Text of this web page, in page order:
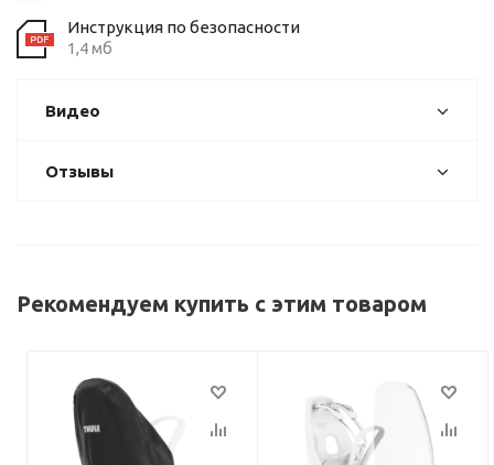
Инструкция по безопасности
1,4 мб
Видео
Отзывы
Рекомендуем купить с этим товаром